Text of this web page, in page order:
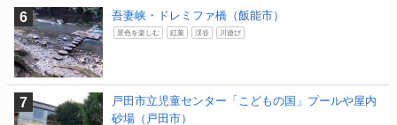
吾妻峡・ドレミファ橋（飯能市）
景色を楽しむ 紅葉 渓谷 川遊び
戸田市立児童センター「こどもの国」プールや屋内
砂場（戸田市）